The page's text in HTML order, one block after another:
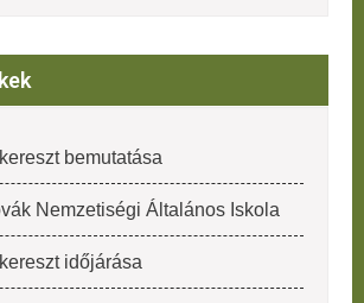
bemutatása
Nemzetiségi Általános Iskola
időjárása